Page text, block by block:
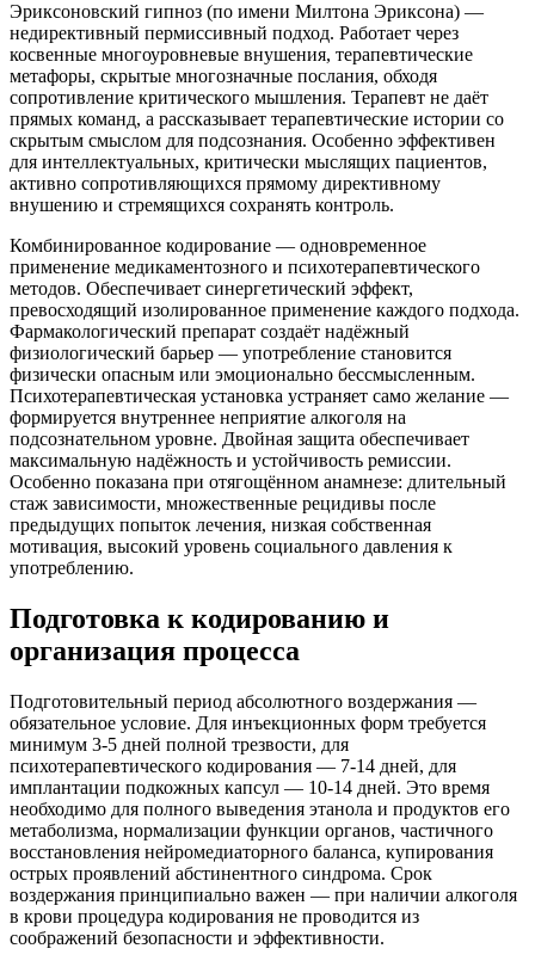
Эриксоновский гипноз (по имени Милтона Эриксона) —
недирективный пермиссивный подход. Работает через
косвенные многоуровневые внушения, терапевтические
метафоры, скрытые многозначные послания, обходя
сопротивление критического мышления. Терапевт не даёт
прямых команд, а рассказывает терапевтические истории со
скрытым смыслом для подсознания. Особенно эффективен
для интеллектуальных, критически мыслящих пациентов,
активно сопротивляющихся прямому директивному
внушению и стремящихся сохранять контроль.
Комбинированное кодирование — одновременное
применение медикаментозного и психотерапевтического
методов. Обеспечивает синергетический эффект,
превосходящий изолированное применение каждого подхода.
Фармакологический препарат создаёт надёжный
физиологический барьер — употребление становится
физически опасным или эмоционально бессмысленным.
Психотерапевтическая установка устраняет само желание —
формируется внутреннее неприятие алкоголя на
подсознательном уровне. Двойная защита обеспечивает
максимальную надёжность и устойчивость ремиссии.
Особенно показана при отягощённом анамнезе: длительный
стаж зависимости, множественные рецидивы после
предыдущих попыток лечения, низкая собственная
мотивация, высокий уровень социального давления к
употреблению.
Подготовка к кодированию и
организация процесса
Подготовительный период абсолютного воздержания —
обязательное условие. Для инъекционных форм требуется
минимум 3-5 дней полной трезвости, для
психотерапевтического кодирования — 7-14 дней, для
имплантации подкожных капсул — 10-14 дней. Это время
необходимо для полного выведения этанола и продуктов его
метаболизма, нормализации функции органов, частичного
восстановления нейромедиаторного баланса, купирования
острых проявлений абстинентного синдрома. Срок
воздержания принципиально важен — при наличии алкоголя
в крови процедура кодирования не проводится из
соображений безопасности и эффективности.